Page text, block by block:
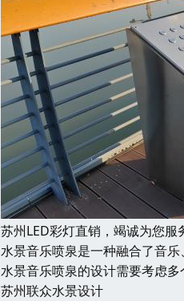
苏州LED彩灯直销，竭诚为您服
水景音乐喷泉是一种融合了音
水景音乐喷泉的设计需要考虑
苏州联众水景设计